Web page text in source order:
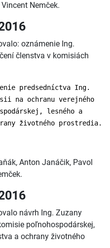
Nemček.
oznámenie Ing.
členstva v komisiách
predsedníctva Ing.
na ochranu verejného
lesného a
životného prostredia.
Anton Janáčik, Pavol
návrh Ing. Zuzany
poľnohospodárskej,
a ochrany životného